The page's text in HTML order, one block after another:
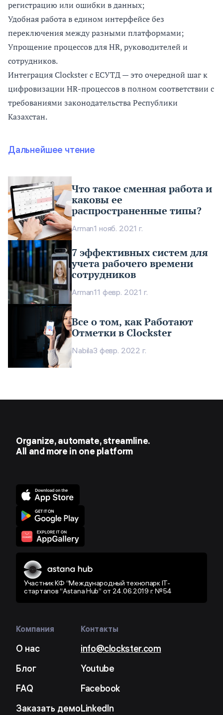
регистрацию или ошибки в данных;
Удобная работа в едином интерфейсе без
переключения между разными платформами;
Упрощение процессов для HR, руководителей и
сотрудников.
Интеграция Clockster с ЕСУТД — это очередной шаг к
цифровизации HR-процессов в полном соответствии с
требованиями законодательства Республики
Казахстан.
Дальнейшее чтение
Что такое сменная работа и
каковы ее
распространенные типы?
Arman1 нояб. 2021 г.
7 эффективных систем для
учета рабочего времени
сотрудников
Arman11 февр. 2021 г.
Все о том, как Работают
Отметки в Clockster
Nabila3 февр. 2022 г.
Organize, automate, streamline.
All and more in one platform
Участник КФ “Международный технопарк IT-
стартапов “Astana Hub” от 24.06.2019 г. №54
Компания
О нас
Блог
FAQ
Заказать демо
Контакты
info@clockster.com
Youtube
Facebook
LinkedIn